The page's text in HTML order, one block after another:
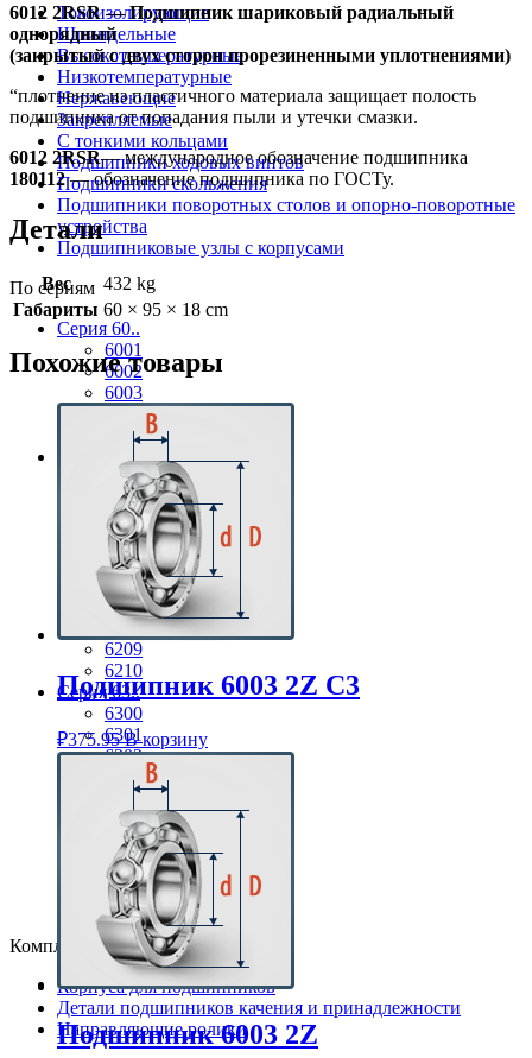
Токоизолирующие
Шпиндельные
Высокотемпературные
Низкотемпературные
Нержавеющие
Закрепляемые
С тонкими кольцами
Подшипники ходовых винтов
Подшипники скольжения
Подшипники поворотных столов и опорно-поворотные
устройства
Подшипниковые узлы с корпусами
По сериям
Серия 60..
6001
6002
6003
6005
Серия 62..
6201
6202
6203
6204
6205
6206
6207
6208
6209
6210
Серия 63..
6300
6301
6302
6303
6304
6305
6306
6307
6308
6309
Комплектующие
Корпуса для подшипников
Детали подшипников качения и принадлежности
Направляющие ролики
6012 2RSR — Подшипник шариковый радиальный
однорядный
(закрытый с двух сторон прорезиненными уплотнениями)
“плотнение из пластичного материала защищает полость
подшипника от попадания пыли и утечки смазки.
6012 2RSR— международное обозначение подшипника
180112— обозначение подшипника по ГОСТу.
Детали
Вес
432 kg
Габариты 60 × 95 × 18 cm
Похожие товары
Подшипник 6003 2Z C3
₽375.95 В корзину
Подшипник 6003 2Z